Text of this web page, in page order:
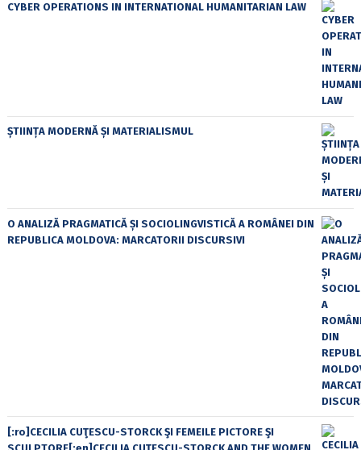
CYBER OPERATIONS IN INTERNATIONAL HUMANITARIAN LAW
ȘTIINȚA MODERNĂ ȘI MATERIALISMUL
O ANALIZĂ PRAGMATICĂ ȘI SOCIOLINGVISTICĂ A ROMÂNEI DIN
REPUBLICA MOLDOVA: MARCATORII DISCURSIVI
[:ro]CECILIA CUŢESCU-STORCK ŞI FEMEILE PICTORE ŞI